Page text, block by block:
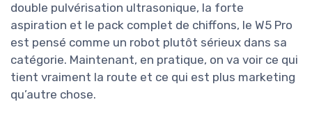
double pulvérisation ultrasonique, la forte
aspiration et le pack complet de chiffons, le W5 Pro
est pensé comme un robot plutôt sérieux dans sa
catégorie. Maintenant, en pratique, on va voir ce qui
tient vraiment la route et ce qui est plus marketing
qu’autre chose.